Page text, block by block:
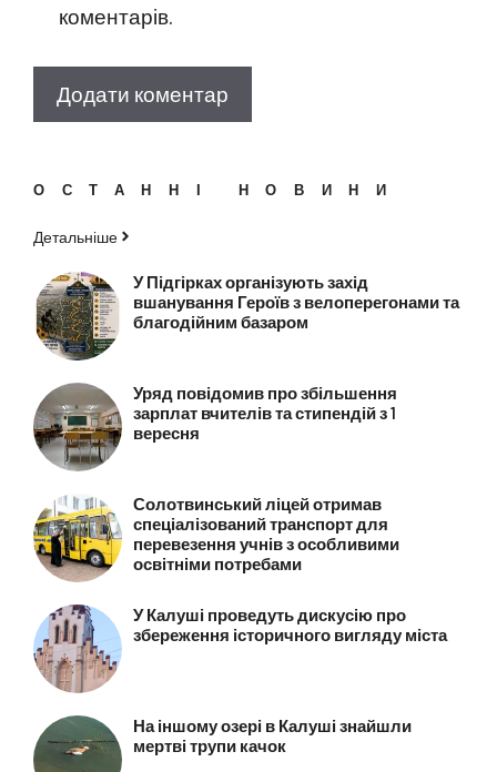
коментарів.
ОСТАННІ НОВИНИ
Детальніше
У Підгірках організують захід
вшанування Героїв з велоперегонами та
благодійним базаром
Уряд повідомив про збільшення
зарплат вчителів та стипендій з 1
вересня
Солотвинський ліцей отримав
спеціалізований транспорт для
перевезення учнів з особливими
освітніми потребами
У Калуші проведуть дискусію про
збереження історичного вигляду міста
На іншому озері в Калуші знайшли
мертві трупи качок